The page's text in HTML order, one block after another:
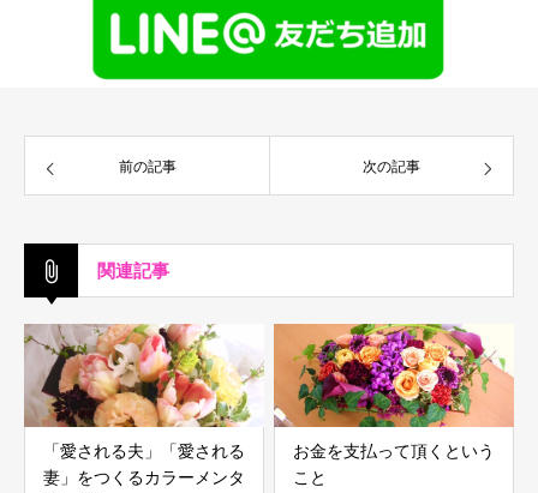
前の記事 次の記事
関連記事
「愛される夫」「愛される
妻」をつくるカラーメンタ
お金を支払って頂くという
こと